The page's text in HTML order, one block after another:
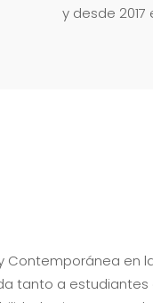
y desde 2017
Contemporánea
tanto a